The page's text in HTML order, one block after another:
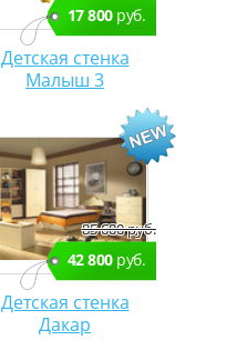
17 800руб.
Детская стенка
Малыш 3
85 600 руб.
42 800руб.
Детская стенка
Дакар